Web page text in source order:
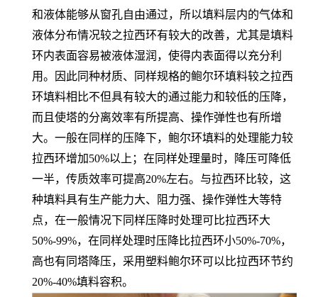
和液体能够从窗孔自由通过，所以填料层内的气体和
液体分布情况较之拉西环有较大的改善，尤其是填料
环内表面容易被液体湿润，使得内表面得以充分利
用。因此同种材质、同样规格的鲍尔环填料较之拉西
环填料相比不但具有较大的通过能力和较低的压降，
而且使塔的分离效率有所提高、操作弹性也有所增
大。一般在同样的压降下，鲍尔环填料的处理能力较
拉西环增加50%以上；在同样处理量时，降压可降低
一半，传质效率可提高20%左右。与拉西环比较，这
种填料具有生产能力大、阻力强、操作弹性大等特
点，在一般情况下同样压降时处理可比拉西环大
50%-99%，在同样处理时压降比拉西环小50%-70%，
高也有同塔降压，采用塑料鲍尔环可以比拉西环节约
20%-40%填料容积。